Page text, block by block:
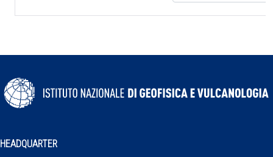
HEADQUARTER